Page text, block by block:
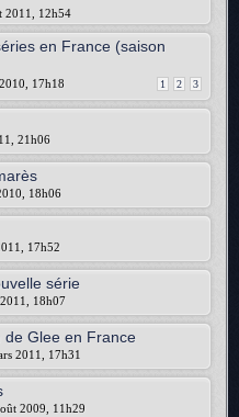
2011, 12h54
en France (saison
1 2 3
17h18
21h06
18h06
17h52
série
18h07
de Glee en France
2011, 17h31
2009, 11h29